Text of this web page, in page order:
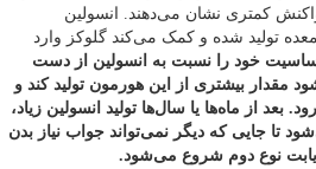
کمتری نشان می‌دهند. انسولین
تولید شده و کمک می‌کند گلوکز وارد
خود را نسبت به انسولین از دست
مقدار بیشتری از این هورمون تولید کند و
بعد از ماه‌ها یا سال‌ها تولید انسولین زیاد،
تا جایی که دیگر نمی‌تواند جواب نیاز بدن
نوع دوم شروع می‌شود.